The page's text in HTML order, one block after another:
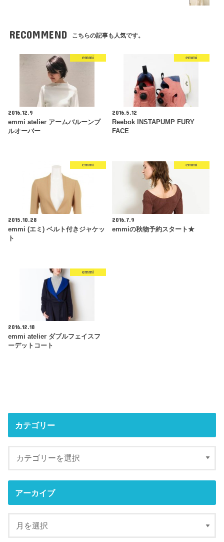
RECOMMEND こちらの記事も人気です。
emmi
2016.12.9
emmi atelier アームバルーンプ
ルオーバー
emmi
2016.5.12
Reebok INSTAPUMP FURY
FACE
emmi
2015.10.28
emmi (エミ) ベルト付きジャケッ
ト
emmi
2016.7.9
emmiの秋物予約スタート★
emmi
2016.12.18
emmi atelier ダブルフェイスフ
ーデットコート
カテゴリー
アーカイブ